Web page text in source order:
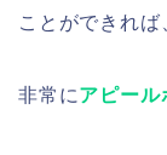
ことができれば
非常にアピール